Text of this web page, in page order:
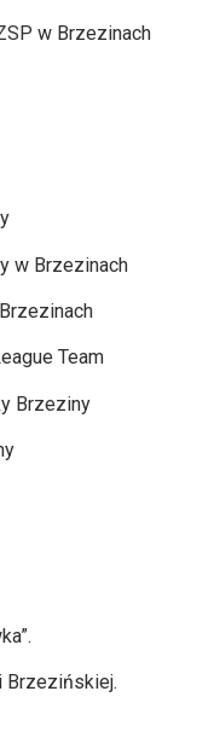
w Brzezinach
w Brzezinach
Team
Brzeziny
Brzezińskiej.